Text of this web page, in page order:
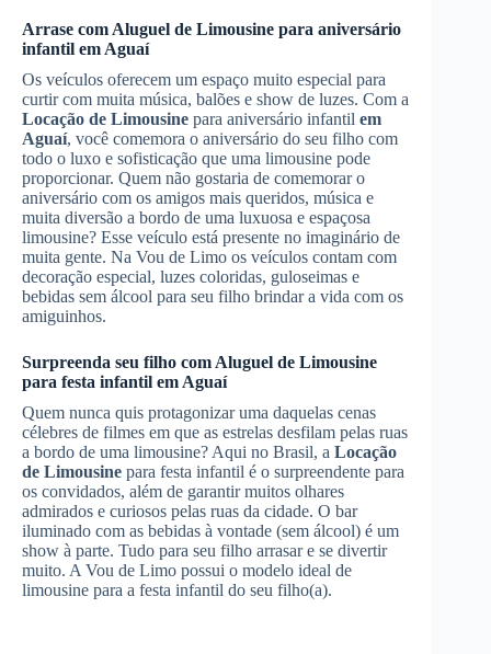
Arrase com Aluguel de Limousine para aniversário
infantil em Aguaí
Os veículos oferecem um espaço muito especial para
curtir com muita música, balões e show de luzes. Com a
Locação de Limousine para aniversário infantil em
Aguaí, você comemora o aniversário do seu filho com
todo o luxo e sofisticação que uma limousine pode
proporcionar. Quem não gostaria de comemorar o
aniversário com os amigos mais queridos, música e
muita diversão a bordo de uma luxuosa e espaçosa
limousine? Esse veículo está presente no imaginário de
muita gente. Na Vou de Limo os veículos contam com
decoração especial, luzes coloridas, guloseimas e
bebidas sem álcool para seu filho brindar a vida com os
amiguinhos.
Surpreenda seu filho com Aluguel de Limousine
para festa infantil em Aguaí
Quem nunca quis protagonizar uma daquelas cenas
célebres de filmes em que as estrelas desfilam pelas ruas
a bordo de uma limousine? Aqui no Brasil, a Locação
de Limousine para festa infantil é o surpreendente para
os convidados, além de garantir muitos olhares
admirados e curiosos pelas ruas da cidade. O bar
iluminado com as bebidas à vontade (sem álcool) é um
show à parte. Tudo para seu filho arrasar e se divertir
muito. A Vou de Limo possui o modelo ideal de
limousine para a festa infantil do seu filho(a).